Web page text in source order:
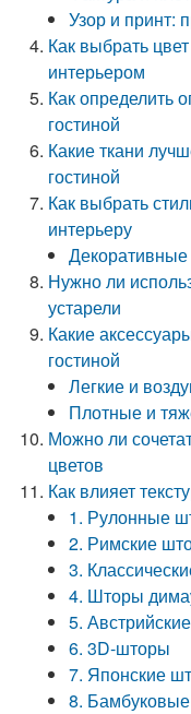
Узор и принт:
Как выбрать
интерьером
Как определить
гостиной
Какие ткани
гостиной
Как выбрать
интерьеру
Нужно ли
устарели
Какие
гостиной
Легкие и
Плотные и
Можно ли
цветов
Как влияет
1. Рулонные
2. Римские
3.
4. Шторы
5.
6. 3D-шторы
7. Японские
8.